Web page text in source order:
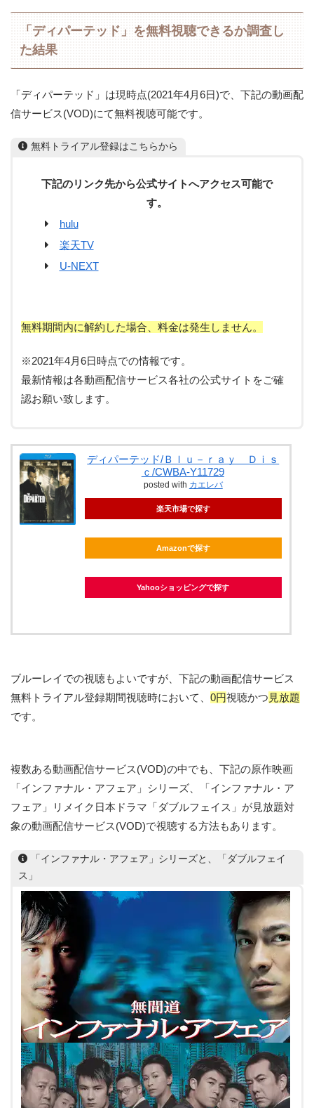
「ディパーテッド」を無料視聴できるか調査し
た結果
「ディパーテッド」は現時点(2021年4月6日)で、下記の動画配
信サービス(VOD)にて無料視聴可能です。
無料トライアル登録はこちらから
下記のリンク先から公式サイトへアクセス可能で
す。
hulu
楽天TV
U-NEXT
無料期間内に解約した場合、料金は発生しません。
※2021年4月6日時点での情報です。
最新情報は各動画配信サービス各社の公式サイトをご確
認お願い致します。
ディパーテッド/Ｂｌｕ－ｒａｙ Ｄｉｓ
ｃ/CWBA-Y11729
posted with カエレバ
楽天市場で探す
Amazonで探す
Yahooショッピングで探す
ブルーレイでの視聴もよいですが、下記の動画配信サービス
無料トライアル登録期間視聴時において、 0円視聴かつ 見放題
です。
複数ある動画配信サービス(VOD)の中でも、下記の原作映画
「インファナル・アフェア」シリーズ、「インファナル・ア
フェア」リメイク日本ドラマ「ダブルフェイス」が見放題対
象の動画配信サービス(VOD)で視聴する方法もあります。
「インファナル・アフェア」シリーズと、「ダブルフェイ
ス」